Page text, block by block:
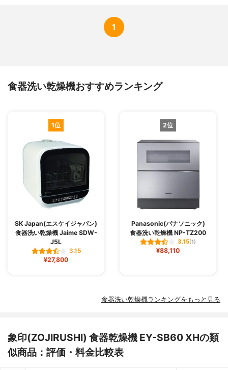
1
食器洗い乾燥機おすすめランキング
1位
SK Japan(エスケイジャパン)
食器洗い乾燥機 Jaime SDW-
J5L
3.15
¥27,800
2位
Panasonic(パナソニック)
食器洗い乾燥機 NP-TZ200
3.15(1)
¥88,110
食器洗い乾燥機ランキングをもっと見る
象印(ZOJIRUSHI) 食器乾燥機 EY-SB60 XHの類
似商品：評価・料金比較表